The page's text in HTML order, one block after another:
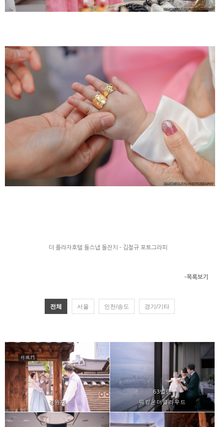
더 플라자호텔 돌스냅 돌잔치 - 김철규 포토그라피
-목록보기
전체 서울 인천/송도 경기/기타
경원재
63빌딩
워킹온더클라우드